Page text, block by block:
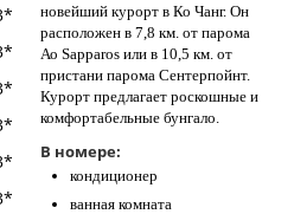
новейший курорт в Ко Чанг. Он
расположен в 7,8 км. от парома
Ао Sapparos или в 10,5 км. от
пристани парома Сентерпойнт.
Курорт предлагает роскошные и
комфортабельные бунгало.
В номере:
кондиционер
ванная комната